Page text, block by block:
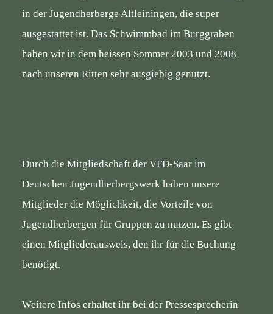
Durch die Mitgliedschaft der VFD-Saar im
Deutschen Jugendherbergswerk haben unsere
Mitglieder die Möglichkeit, die Vorteile von
Jugendherbergen für Gruppen zu nutzen. Es gibt
einen Mitgliederausweis, den ihr für die Buchung
benötigt.
Weitere Infos erhaltet ihr bei der Pressesprecherin
in der Jugendherberge Altleiningen, die super
ausgestattet ist. Das Schwimmbad im Burggraben
haben wir in dem heissen Sommer 2003 und 2008
nach unseren Ritten sehr ausgiebig genutzt.